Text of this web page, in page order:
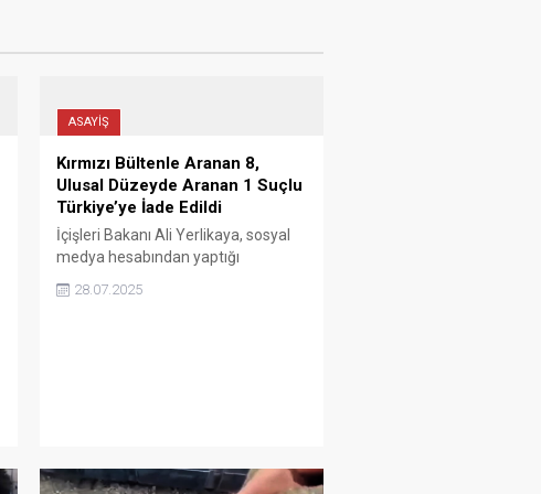
ASAYİŞ
Kırmızı Bültenle Aranan 8,
Ulusal Düzeyde Aranan 1 Suçlu
Türkiye’ye İade Edildi
İçişleri Bakanı Ali Yerlikaya, sosyal
medya hesabından yaptığı
açıklamada, yurt dışına kaçan ve
haklarında arama kararı bulunan 9
28.07.2025